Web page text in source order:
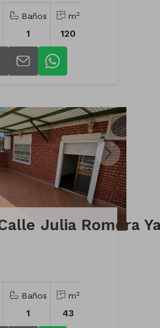
Baños
1
m2
120
Baños
1
m2
43